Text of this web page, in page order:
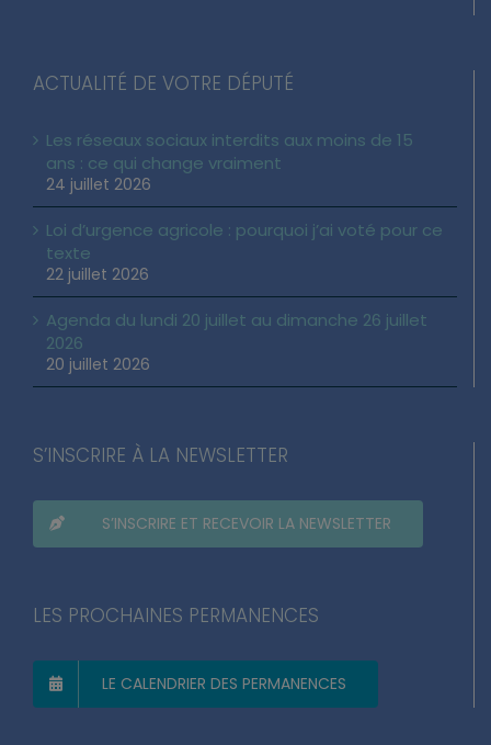
ACTUALITÉ DE VOTRE DÉPUTÉ
Les réseaux sociaux interdits aux moins de 15
ans : ce qui change vraiment
24 juillet 2026
Loi d’urgence agricole : pourquoi j’ai voté pour ce
texte
22 juillet 2026
Agenda du lundi 20 juillet au dimanche 26 juillet
2026
20 juillet 2026
S’INSCRIRE À LA NEWSLETTER
S’INSCRIRE ET RECEVOIR LA NEWSLETTER
LES PROCHAINES PERMANENCES
LE CALENDRIER DES PERMANENCES